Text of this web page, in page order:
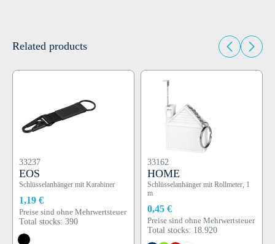
Related products
33237
EOS
Schlüsselanhänger mit Karabiner
1,19 €
Preise sind ohne Mehrwertsteuer
Total stocks: 390
33162
HOME
Schlüsselanhänger mit Rollmeter, 1
m
0,45 €
Preise sind ohne Mehrwertsteuer
Total stocks: 18.920